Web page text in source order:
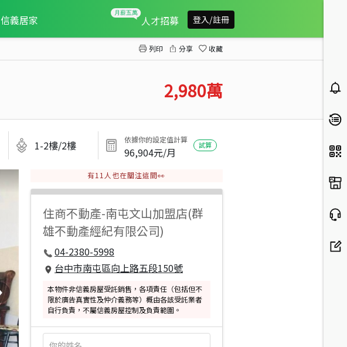
信義居家 人才招募 登入/註冊
列印 分享 收藏
2,980萬
1-2樓/2樓 依據你的設定值計算
96,904元/月
試算
有11 人也在關注這間👀
住商不動產-南屯文山加盟店(群
雄不動產經紀有限公司)
04-2380-5998
台中市南屯區向上路五段150號
本物件非信義房屋受託銷售，各項責任（包括但不
限於廣告真實性及仲介義務等）概由各該受託業者
自行負責，不屬信義房屋控制及負責範圍。